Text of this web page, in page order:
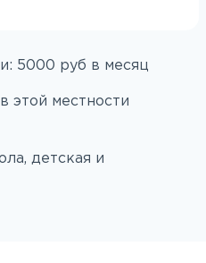
5000 руб в месяц
этой местности
детская и